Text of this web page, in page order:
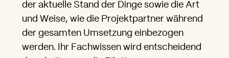
der aktuelle Stand der Dinge sowie die Art
und Weise, wie die Projektpartner während
der gesamten Umsetzung einbezogen
werden. Ihr Fachwissen wird entscheidend